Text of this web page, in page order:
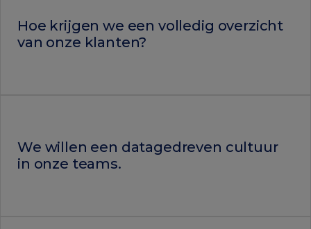
Hoe krijgen we een volledig overzicht
van onze klanten?
We willen een datagedreven cultuur
in onze teams.